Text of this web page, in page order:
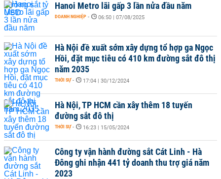
Hanoi Metro lãi gấp 3 lần nửa đầu năm
DOANH NGHIỆP - 06:50 | 07/08/2025
Hà Nội đề xuất sớm xây dựng tổ hợp ga Ngọc
Hồi, đặt mục tiêu có 410 km đường sắt đô thị
năm 2035
THỜI SỰ - 17:04 | 30/12/2024
Hà Nội, TP HCM cần xây thêm 18 tuyến
đường sắt đô thị
THỜI SỰ - 16:23 | 15/05/2024
Công ty vận hành đường sắt Cát Linh - Hà
Đông ghi nhận 441 tỷ doanh thu trợ giá năm
2023